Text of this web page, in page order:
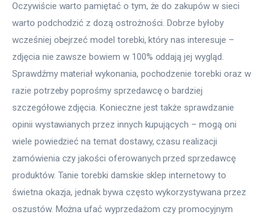
Oczywiście warto pamiętać o tym, że do zakupów w sieci
warto podchodzić z dozą ostrożności. Dobrze byłoby
wcześniej obejrzeć model torebki, który nas interesuje –
zdjęcia nie zawsze bowiem w 100% oddają jej wygląd.
Sprawdźmy materiał wykonania, pochodzenie torebki oraz w
razie potrzeby poprośmy sprzedawcę o bardziej
szczegółowe zdjęcia. Konieczne jest także sprawdzanie
opinii wystawianych przez innych kupujących – mogą oni
wiele powiedzieć na temat dostawy, czasu realizacji
zamówienia czy jakości oferowanych przed sprzedawcę
produktów. Tanie torebki damskie sklep internetowy to
świetna okazja, jednak bywa często wykorzystywana przez
oszustów. Można ufać wyprzedażom czy promocyjnym